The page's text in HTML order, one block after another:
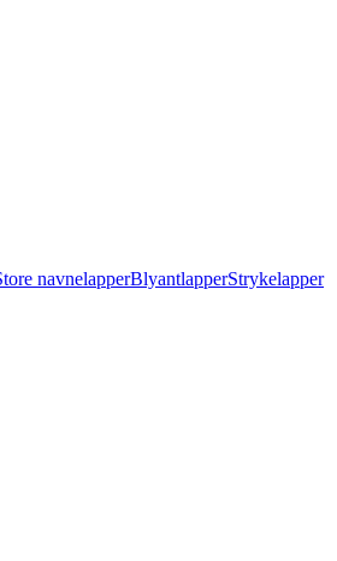
navnelapperBlyantlapperStrykelapper